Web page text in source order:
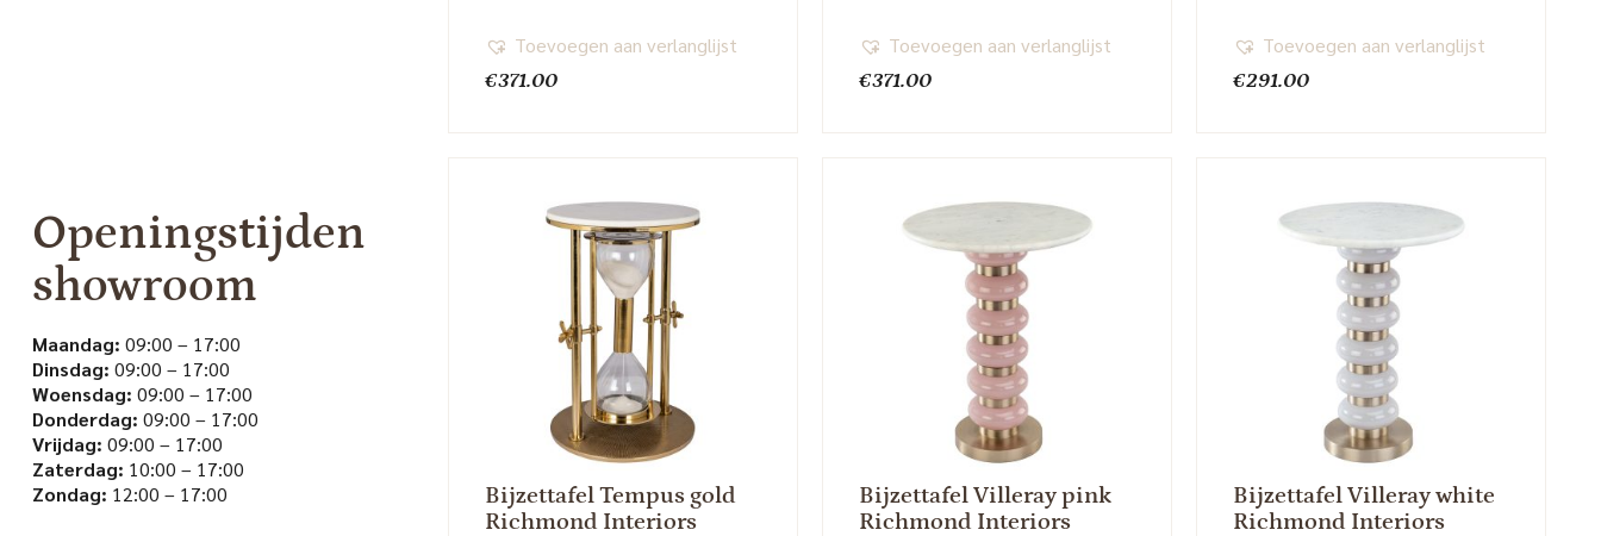
Openingstijden
showroom
Maandag: 09:00 – 17:00
Dinsdag: 09:00 – 17:00
Woensdag: 09:00 – 17:00
Donderdag: 09:00 – 17:00
Vrijdag: 09:00 – 17:00
Zaterdag: 10:00 – 17:00
Zondag: 12:00 – 17:00
€371.00
Toevoegen aan verlanglijst
€371.00
Toevoegen aan verlanglijst
€291.00
Toevoegen aan verlanglijst
Bijzettafel Tempus gold
Richmond Interiors
Bijzettafel Villeray pink
Richmond Interiors
Bijzettafel Villeray white
Richmond Interiors